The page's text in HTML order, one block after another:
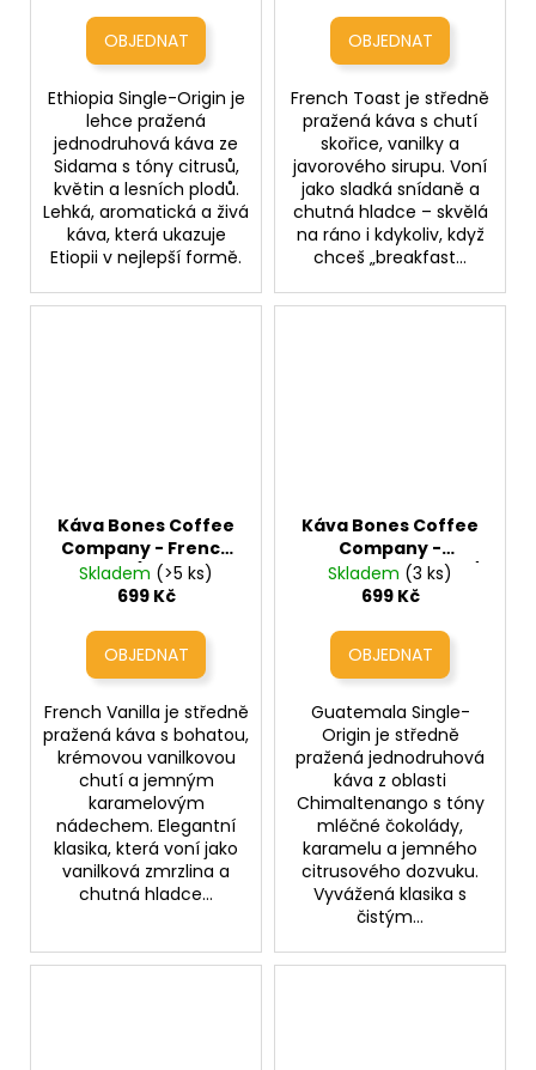
Ethiopia Single-Origin je
lehce pražená
jednodruhová káva ze
Sidama s tóny citrusů,
květin a lesních plodů.
Lehká, aromatická a živá
káva, která ukazuje
Etiopii v nejlepší formě.
French Toast je středně
pražená káva s chutí
skořice, vanilky a
javorového sirupu. Voní
jako sladká snídaně a
chutná hladce – skvělá
na ráno i kdykoliv, když
chceš „breakfast...
Káva Bones Coffee
Company - French
Vanilla (krémová
vanilka)
Skladem (>5 ks)
699 Kč
French Vanilla je středně
pražená káva s bohatou,
krémovou vanilkovou
chutí a jemným
karamelovým
nádechem. Elegantní
klasika, která voní jako
vanilková zmrzlina a
chutná hladce...
Káva Bones Coffee
Company -
Guatemala Single /
Origin
z Guatemaly)
Skladem (3 ks)
699 Kč
Guatemala Single-
Origin je středně
pražená jednodruhová
káva z oblasti
Chimaltenango s tóny
mléčné čokolády,
karamelu a jemného
citrusového dozvuku.
Vyvážená klasika s
čistým...